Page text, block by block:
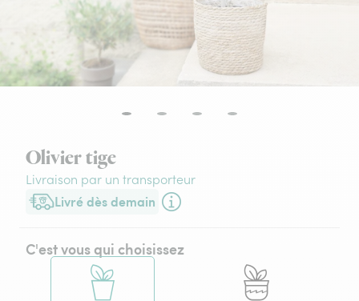
Olivier tige
Livraison par un transporteur
Livré dès demain
Livraison dès demain (pour toute commande passée avant
C'est vous qui choisissez